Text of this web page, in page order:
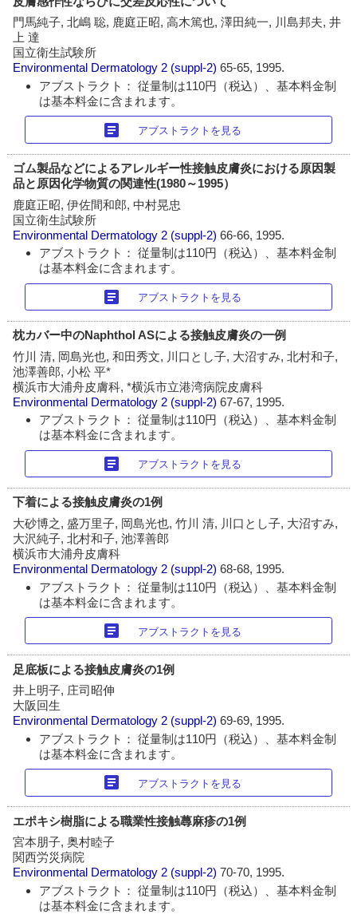
門馬純子, 北嶋 聡, 鹿庭正昭, 高木篤也, 澤田純一, 川島邦夫, 井
上 達
国立衛生試験所
Environmental Dermatology 2 (suppl-2)65-65, 1995.
アブストラクト： 従量制は110円（税込）、基本料金制
は基本料金に含まれます。
article アブストラクトを見る
ゴム製品などによるアレルギー性接触皮膚炎における原因製
品と原因化学物質の関連性(1980～1995）
鹿庭正昭, 伊佐間和郎, 中村晃忠
国立衛生試験所
Environmental Dermatology 2 (suppl-2)66-66, 1995.
アブストラクト： 従量制は110円（税込）、基本料金制
は基本料金に含まれます。
article アブストラクトを見る
枕カバー中のNaphthol ASによる接触皮膚炎の一例
竹川 清, 岡島光也, 和田秀文, 川口とし子, 大沼すみ, 北村和子,
池澤善郎, 小松 平*
横浜市大浦舟皮膚科, *横浜市立港湾病院皮膚科
Environmental Dermatology 2 (suppl-2)67-67, 1995.
アブストラクト： 従量制は110円（税込）、基本料金制
は基本料金に含まれます。
article アブストラクトを見る
下着による接触皮膚炎の1例
大砂博之, 盛万里子, 岡島光也, 竹川 清, 川口とし子, 大沼すみ,
大沢純子, 北村和子, 池澤善郎
横浜市大浦舟皮膚科
Environmental Dermatology 2 (suppl-2)68-68, 1995.
アブストラクト： 従量制は110円（税込）、基本料金制
は基本料金に含まれます。
article アブストラクトを見る
足底板による接触皮膚炎の1例
井上明子, 庄司昭伸
大阪回生
Environmental Dermatology 2 (suppl-2)69-69, 1995.
アブストラクト： 従量制は110円（税込）、基本料金制
は基本料金に含まれます。
article アブストラクトを見る
エポキシ樹脂による職業性接触蕁麻疹の1例
宮本朋子, 奥村睦子
関西労災病院
Environmental Dermatology 2 (suppl-2)70-70, 1995.
アブストラクト： 従量制は110円（税込）、基本料金制
は基本料金に含まれます。